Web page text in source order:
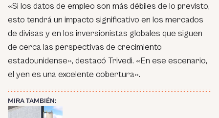
«Si los datos de empleo son más débiles de lo previsto,
esto tendrá un impacto significativo en los mercados
de divisas y en los inversionistas globales que siguen
de cerca las perspectivas de crecimiento
estadounidense», destacó Trivedi. «En ese escenario,
el yen es una excelente cobertura».
MIRA TAMBIÉN: